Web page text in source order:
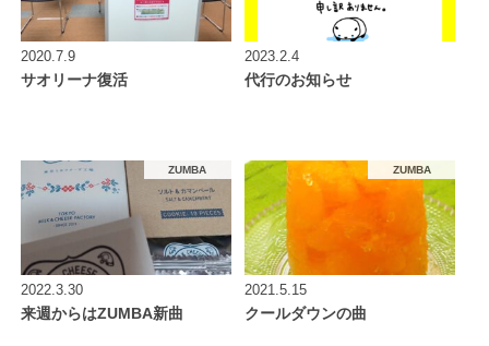
2020.7.9
サオリーナ復活
2023.2.4
代行のお知らせ
ZUMBA
2022.3.30
来週からはZUMBA新曲
ZUMBA
2021.5.15
クールダウンの曲